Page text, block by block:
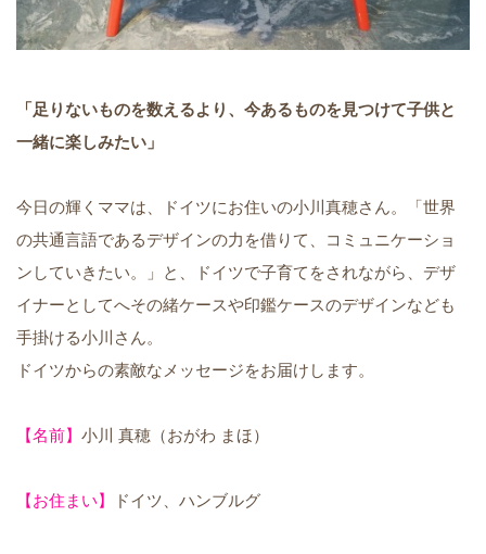
「足りないものを数えるより、今あるものを見つけて子供と
一緒に楽しみたい」
今日の輝くママは、ドイツにお住いの小川真穂さん。「世界
の共通言語であるデザインの力を借りて、コミュニケーショ
ンしていきたい。」と、ドイツで子育てをされながら、デザ
イナーとしてへその緒ケースや印鑑ケースのデザインなども
手掛ける小川さん。
ドイツからの素敵なメッセージをお届けします。
【名前】 小川 真穂（おがわ まほ）
【お住まい】 ドイツ、ハンブルグ